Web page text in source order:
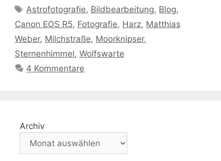
Schlagwörter
Astrofotografie, Bildbearbeitung, Blog,
Canon EOS R5, Fotografie, Harz, Matthias
Weber, Milchstraße, Moorknipser,
Sternenhimmel, Wolfswarte
4 Kommentare
Archiv